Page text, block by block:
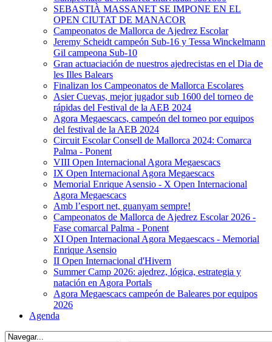
SEBASTIÀ MASSANET SE IMPONE EN EL
OPEN CIUTAT DE MANACOR
Campeonatos de Mallorca de Ajedrez Escolar
Jeremy Scheidt campeón Sub-16 y Tessa Winckelmann
Gil campeona Sub-10
Gran actuaciación de nuestros ajedrecistas en el Dia de
les Illes Balears
Finalizan los Campeonatos de Mallorca Escolares
Asier Cuevas, mejor jugador sub 1600 del torneo de
rápidas del Festival de la AEB 2024
Agora Megaescacs, campeón del torneo por equipos
del festival de la AEB 2024
Circuit Escolar Consell de Mallorca 2024: Comarca
Palma - Ponent
VIII Open Internacional Agora Megaescacs
IX Open Internacional Agora Megaescacs
Memorial Enrique Asensio - X Open Internacional
Agora Megaescacs
Amb l’esport net, guanyam sempre!
Campeonatos de Mallorca de Ajedrez Escolar 2026 -
Fase comarcal Palma - Ponent
XI Open Internacional Agora Megaescacs - Memorial
Enrique Asensio
II Open Internacional d'Hivern
Summer Camp 2026: ajedrez, lógica, estrategia y
natación en Agora Portals
Agora Megaescacs campeón de Baleares por equipos
2026
Agenda